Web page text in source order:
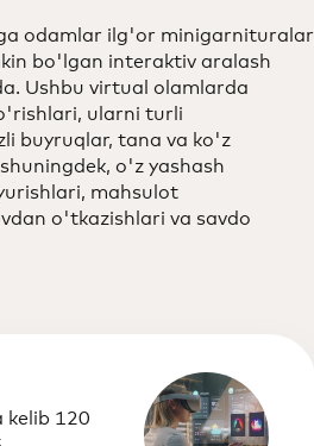
odamlar ilg'or minigarnituralar
bo'lgan interaktiv aralash
Ushbu virtual olamlarda
ularni turli
buyruqlar, tana va ko'z
o'z yashash
mahsulot
o'tkazishlari va savdo
kelib 120